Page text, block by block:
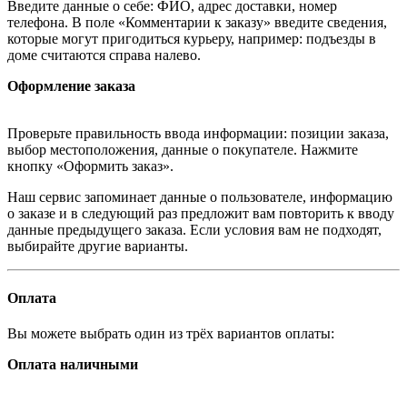
Введите данные о себе: ФИО, адрес доставки, номер
телефона. В поле «Комментарии к заказу» введите сведения,
которые могут пригодиться курьеру, например: подъезды в
доме считаются справа налево.
Оформление заказа
Проверьте правильность ввода информации: позиции заказа,
выбор местоположения, данные о покупателе. Нажмите
кнопку «Оформить заказ».
Наш сервис запоминает данные о пользователе, информацию
о заказе и в следующий раз предложит вам повторить к вводу
данные предыдущего заказа. Если условия вам не подходят,
выбирайте другие варианты.
Оплата
Вы можете выбрать один из трёх вариантов оплаты:
Оплата наличными